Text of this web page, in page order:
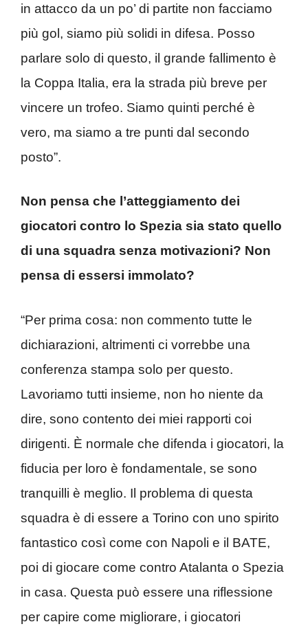
in attacco da un po’ di partite non facciamo
più gol, siamo più solidi in difesa. Posso
parlare solo di questo, il grande fallimento è
la Coppa Italia, era la strada più breve per
vincere un trofeo. Siamo quinti perché è
vero, ma siamo a tre punti dal secondo
posto”.
Non pensa che l’atteggiamento dei
giocatori contro lo Spezia sia stato quello
di una squadra senza motivazioni? Non
pensa di essersi immolato?
“Per prima cosa: non commento tutte le
dichiarazioni, altrimenti ci vorrebbe una
conferenza stampa solo per questo.
Lavoriamo tutti insieme, non ho niente da
dire, sono contento dei miei rapporti coi
dirigenti. È normale che difenda i giocatori, la
fiducia per loro è fondamentale, se sono
tranquilli è meglio. Il problema di questa
squadra è di essere a Torino con uno spirito
fantastico così come con Napoli e il BATE,
poi di giocare come contro Atalanta o Spezia
in casa. Questa può essere una riflessione
per capire come migliorare, i giocatori